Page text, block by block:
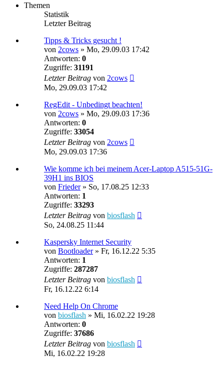
Themen
Statistik
Letzter Beitrag
Tipps & Tricks gesucht !
von 2cows » Mo, 29.09.03 17:42
Antworten: 0
Zugriffe: 31191
Letzter Beitrag von 2cows
Mo, 29.09.03 17:42
RegEdit - Unbedingt beachten!
von 2cows » Mo, 29.09.03 17:36
Antworten: 0
Zugriffe: 33054
Letzter Beitrag von 2cows
Mo, 29.09.03 17:36
Wie komme ich bei meinem Acer-Laptop A515-51G-
39H1 ins BIOS
von Frieder» So, 17.08.25 12:33
Antworten: 1
Zugriffe: 33293
Letzter Beitrag von biosflash
So, 24.08.25 11:44
Kaspersky Internet Security
von Bootloader» Fr, 16.12.22 5:35
Antworten: 1
Zugriffe: 287287
Letzter Beitrag von biosflash
Fr, 16.12.22 6:14
Need Help On Chrome
von biosflash » Mi, 16.02.22 19:28
Antworten: 0
Zugriffe: 37686
Letzter Beitrag von biosflash
Mi, 16.02.22 19:28